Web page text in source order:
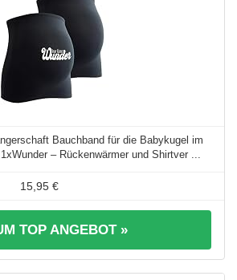
Bauchband für die Babykugel im
– Rückenwärmer und Shirtver ...
15,95 €
TOP ANGEBOT »